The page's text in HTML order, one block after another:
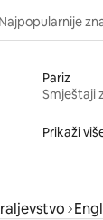
Najpopularnije
Pariz
Smještaji
Prikaži